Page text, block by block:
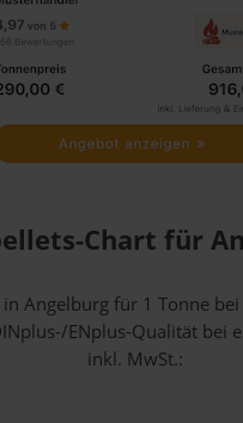
Chart für
in Angelburg für 1 Tonne
ENplus-Qualität bei
inkl. MwSt.: